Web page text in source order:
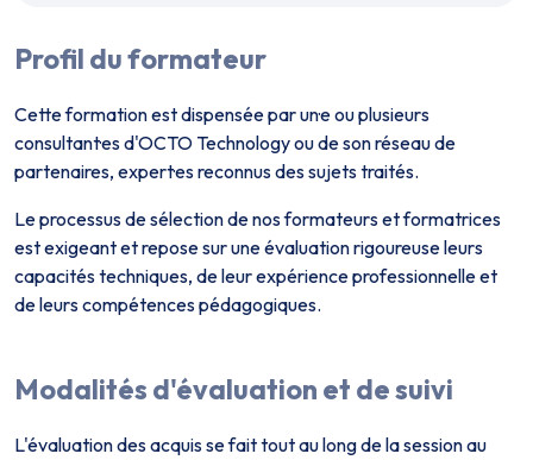
Profil du formateur
Cette formation est dispensée par un·e ou plusieurs
consultant·es d'OCTO Technology ou de son réseau de
partenaires, expert·es reconnus des sujets traités.
Le processus de sélection de nos formateurs et formatrices
est exigeant et repose sur une évaluation rigoureuse leurs
capacités techniques, de leur expérience professionnelle et
de leurs compétences pédagogiques.
Modalités d'évaluation et de suivi
L'évaluation des acquis se fait tout au long de la session au